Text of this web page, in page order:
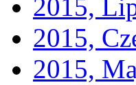
2015,
2015,
2015,